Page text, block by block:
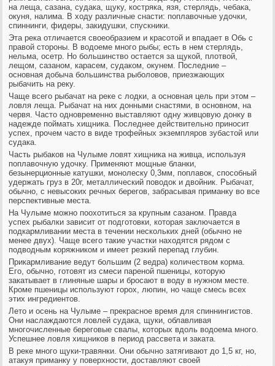
на леща, сазана, судака, щуку, костряка, язя, стерлядь, чебака,
окуня, налима. В ходу различные снасти: поплавочные удочки,
спиннинги, фидеры, закидушки, спускники.
Эта река отличается своеобразием и красотой и впадает в Обь с
правой стороны. В водоеме много рыбы; есть в нем стерлядь,
нельма, осетр. Но большинство остается за щукой, плотвой,
лещом, сазаном, карасем, судаком, окунем. Последние –
основная добыча большинства рыболовов, приезжающих
рыбачить на реку.
Чаще всего рыбачат на реке с лодки, а основная цель при этом –
ловля леща. Рыбачат на них донными снастями, в основном, на
червя. Часто одновременно выставляют одну живцовую донку в
надежде поймать хищника. Последнее действительно приносит
успех, прочем часто в виде трофейных экземпляров зубастой или
судака.
Часть рыбаков на Чулыме ловят хищника на живца, используя
поплавочную удочку. Применяют мощные бланки,
безынерционные катушки, монолеску 0,3мм, поплавок, способный
удержать груз в 20г, металлический поводок и двойник. Рыбачат,
обычно, с невысоких речных берегов, забрасывая приманку во все
перспективные места.
На Чулыме можно поохотиться за крупным сазаном. Правда
успех рыбалки зависит от подготовки, которая заключается в
подкармливании места в течении нескольких дней (обычно не
менее двух). Чаще всего такие участки находятся рядом с
подводным коряжником и имеет резкий перепад глубин.
Прикармливание ведут большим (2 ведра) количеством корма.
Его, обычно, готовят из смеси пареной пшеницы, которую
закатывает в глиняные шары и бросают в воду в нужном месте.
Кроме пшеницы используют горох, люпин, но чаще смесь всех
этих ингредиентов.
Лето и осень на Чулыме – прекрасное время для спиннингистов.
Они наслаждаются ловлей судака, щуки, облавливая
многочисленные береговые свалы, которых вдоль водоема много.
Успешнее ловля хищников в период рассвета и заката.
В реке много щуки-травянки. Они обычно затягивают до 1,5 кг, но,
атакуя приманку у поверхности, доставляют своей